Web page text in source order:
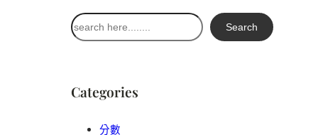
搜
尋
Search
Categories
分數